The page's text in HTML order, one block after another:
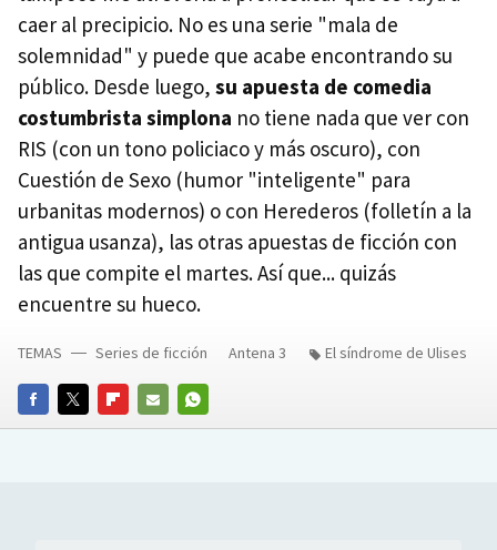
caer al precipicio. No es una serie "mala de
solemnidad" y puede que acabe encontrando su
público. Desde luego, su apuesta de comedia
costumbrista simplona no tiene nada que ver con
RIS (con un tono policiaco y más oscuro), con
Cuestión de Sexo (humor "inteligente" para
urbanitas modernos) o con Herederos (folletín a la
antigua usanza), las otras apuestas de ficción con
las que compite el martes. Así que... quizás
encuentre su hueco.
FACEBOOKTWITTERFLIPBOARD
E-
WHATSAPP
TEMAS Series de ficción Antena 3 El síndrome de Ulises